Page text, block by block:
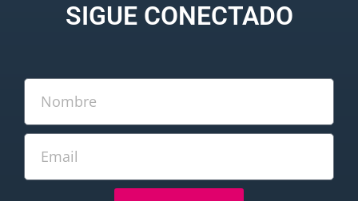
SIGUE CONECTADO